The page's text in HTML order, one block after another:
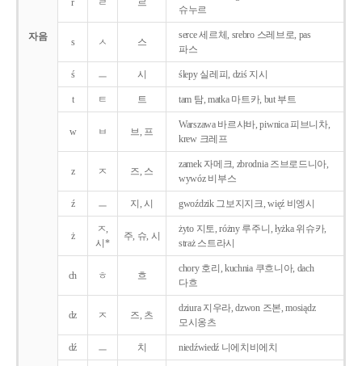
자음
r ㄹ 르
슈누르
s ㅅ 스
serce 세르체, srebro 스레브로, pas
파스
ś ㅡ 시 ślepy 실레피, dziś 지시
t ㅌ 트 tam 탐, matka 마트카, but 부트
w ㅂ 브, 프
Warszawa 바르샤바, piwnica 피브니차,
krew 크레프
z ㅈ 즈, 스
zamek 자메크, zbrodnia 즈브로드니아,
wywóz 비부스
ź ㅡ 지, 시 gwoździk 그보지지크, więź 비엥시
ż
ㅈ,
시*
주, 슈, 시
żyto 지토, różny 루주니, łyżka 위슈카,
straż 스트라시
ch ㅎ 흐
chory 호리, kuchnia 쿠흐니아, dach
다흐
dz ㅈ 즈, 츠
dziura 지우라, dzwon 즈본, mosiądz
모시옹츠
dź ㅡ 치 niedźwiedź 니에치비에치